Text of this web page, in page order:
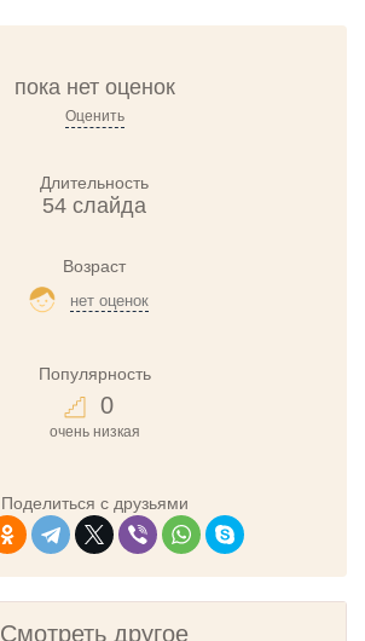
пока нет оценок
Оценить
Длительность
54 слайда
Возраст
нет оценок
Популярность
0
очень низкая
Поделиться с друзьями
Смотреть другое